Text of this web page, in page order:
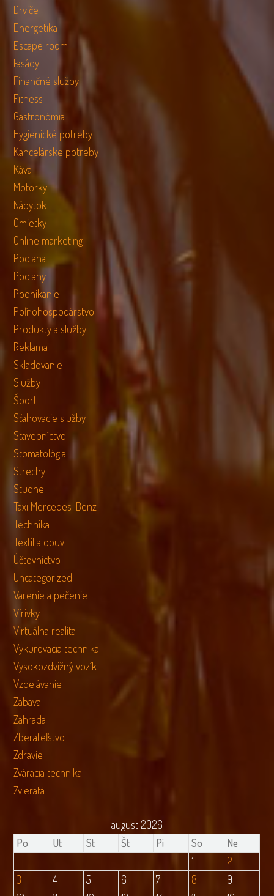
Drviče
Energetika
Escape room
Fasády
Finančné služby
Fitness
Gastronómia
Hygienické potreby
Kancelárske potreby
Káva
Motorky
Nábytok
Omietky
Online marketing
Podlaha
Podlahy
Podnikanie
Poľnohospodárstvo
Produkty a služby
Reklama
Skladovanie
Služby
Šport
Sťahovacie služby
Stavebníctvo
Stomatológia
Strechy
Studne
Taxi Mercedes-Benz
Technika
Textil a obuv
Účtovníctvo
Uncategorized
Varenie a pečenie
Vírivky
Virtuálna realita
Vykurovacia technika
Vysokozdvižný vozík
Vzdelávanie
Zábava
Záhrada
Zberateľstvo
Zdravie
Zváracia technika
Zvieratá
august 2026
Po
Ut St Št Pi So
Ne
1
2
3
4 5 6 7 8
9